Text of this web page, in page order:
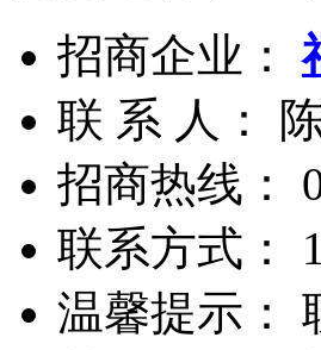
招商企业：
联 系 人：
招商热线：
联系方式：
温馨提示：